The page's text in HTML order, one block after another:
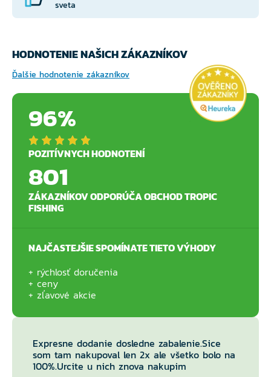
Nie je nutné skladovať v chladničke.
čo najlepšie uzavrieť a spotrebovať do 2–3 dní.
Energia 1070 kJ / 255 kcal
Tuky 4,1 g
Bielkoviny 50,5 g
Soľ 3,5 g
sveta
HODNOTENIE NAŠICH ZÁKAZNÍKOV
Ďalšie hodnotenie zákazníkov
96%
POZITÍVNYCH HODNOTENÍ
801
ZÁKAZNÍKOV ODPORÚČA OBCHOD TROPIC
FISHING
NAJČASTEJŠIE SPOMÍNATE TIETO VÝHODY
rýchlosť doručenia
ceny
zľavové akcie
Expresne dodanie dosledne zabalenie.Sice
som tam nakupoval len 2x ale všetko bolo na
100%.Urcite u nich znova nakupim